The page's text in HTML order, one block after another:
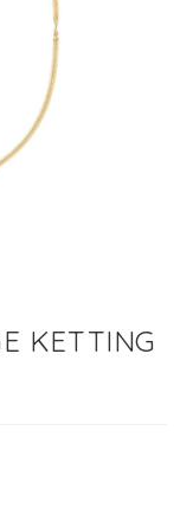
KETTING